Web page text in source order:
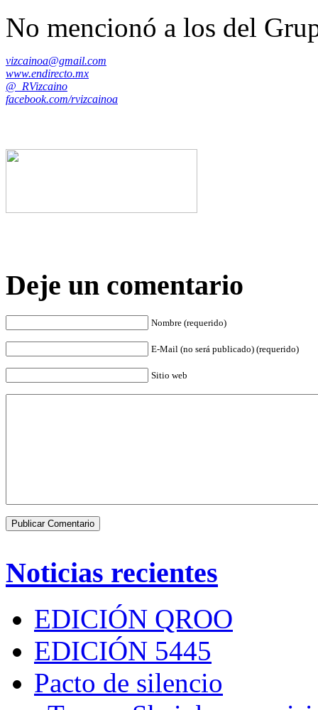
No mencionó a los del
vizcainoa@gmail.com
www.endirecto.mx
@_RVizcaino
facebook.com/rvizcainoa
Deje un comentario
Nombre (requerido)
E-Mail (no será publicado) (requerido)
Sitio web
Noticias recientes
EDICIÓN QROO
EDICIÓN 5445
Pacto de silencio